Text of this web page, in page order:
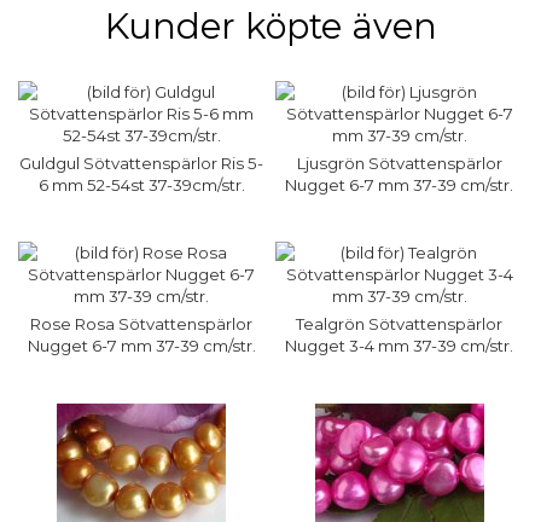
Kunder köpte även
Guldgul Sötvattenspärlor Ris 5-
6 mm 52-54st 37-39cm/str.
Ljusgrön Sötvattenspärlor
Nugget 6-7 mm 37-39 cm/str.
Rose Rosa Sötvattenspärlor
Nugget 6-7 mm 37-39 cm/str.
Tealgrön Sötvattenspärlor
Nugget 3-4 mm 37-39 cm/str.